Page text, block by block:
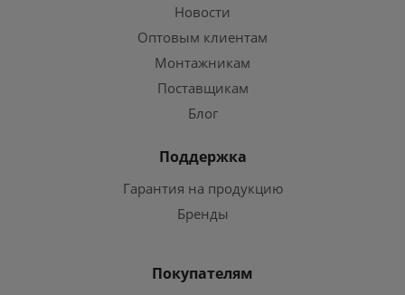
Новости
Оптовым клиентам
Монтажникам
Поставщикам
Блог
Поддержка
Гарантия на продукцию
Бренды
Покупателям